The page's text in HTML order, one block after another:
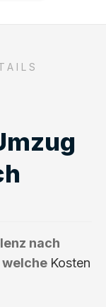
nach
Kosten